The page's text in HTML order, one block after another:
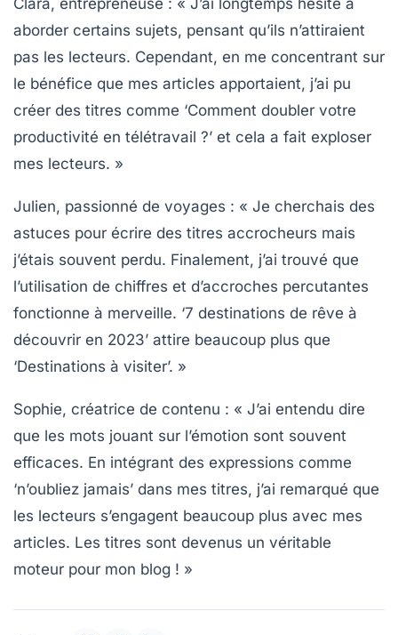
Clara, entrepreneuse : « J’ai longtemps hésité à
aborder certains sujets, pensant qu’ils n’attiraient
pas les lecteurs. Cependant, en me concentrant sur
le bénéfice que mes articles apportaient, j’ai pu
créer des titres comme ‘Comment doubler votre
productivité en télétravail ?’ et cela a fait exploser
mes lecteurs. »
Julien, passionné de voyages : « Je cherchais des
astuces pour écrire des titres accrocheurs mais
j’étais souvent perdu. Finalement, j’ai trouvé que
l’utilisation de chiffres et d’accroches percutantes
fonctionne à merveille. ‘7 destinations de rêve à
découvrir en 2023’ attire beaucoup plus que
‘Destinations à visiter’. »
Sophie, créatrice de contenu : « J’ai entendu dire
que les mots jouant sur l’émotion sont souvent
efficaces. En intégrant des expressions comme
‘n’oubliez jamais’ dans mes titres, j’ai remarqué que
les lecteurs s’engagent beaucoup plus avec mes
articles. Les titres sont devenus un véritable
moteur pour mon blog ! »